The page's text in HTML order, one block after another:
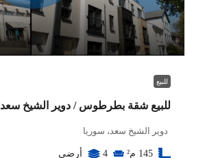
للبيع
للبيع شقة بطرطوس / دوير الشيخ سعد
دوير الشيخ سعد، سوريا
145 م² 4 أرضي